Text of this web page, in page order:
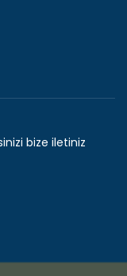
bize iletiniz